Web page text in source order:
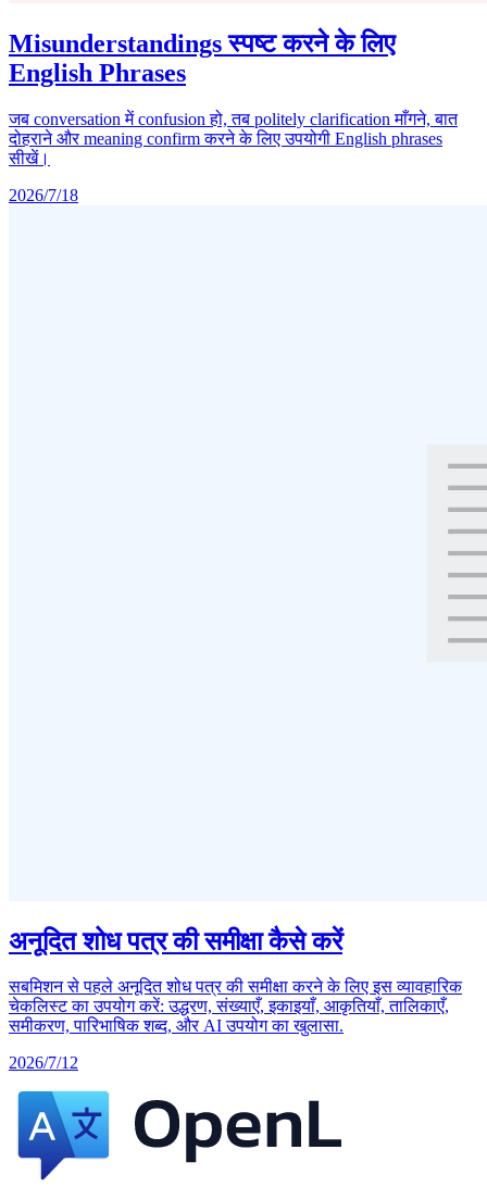
Misunderstandings स्पष्ट करने के लिए
English Phrases
जब conversation में confusion हो, तब politely clarification माँगने, बात
दोहराने और meaning confirm करने के लिए उपयोगी English phrases
सीखें।
2026/7/18
अनूदित शोध पत्र की समीक्षा कैसे करें
सबमिशन से पहले अनूदित शोध पत्र की समीक्षा करने के लिए इस व्यावहारिक
चेकलिस्ट का उपयोग करें: उद्धरण, संख्याएँ, इकाइयाँ, आकृतियाँ, तालिकाएँ,
समीकरण, पारिभाषिक शब्द, और AI उपयोग का खुलासा.
2026/7/12